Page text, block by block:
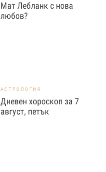
Мат Лебланк с нова
любов?
АСТРОЛОГИЯ
Дневен хороскоп за 7
август, петък